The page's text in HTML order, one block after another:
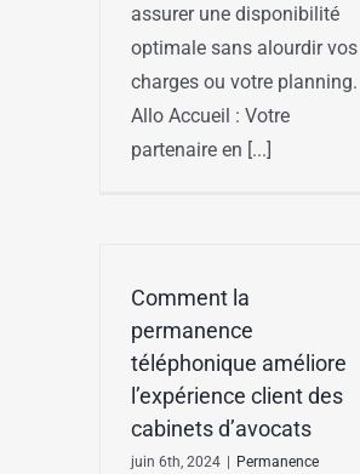
assurer une disponibilité
optimale sans alourdir vos
charges ou votre planning.
Allo Accueil : Votre
partenaire en [...]
Comment la
permanence
téléphonique améliore
l’expérience client des
cabinets d’avocats
juin 6th, 2024
Permanence